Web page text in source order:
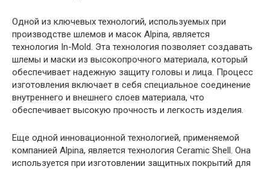
Одной из ключевых технологий, используемых при
производстве шлемов и масок Alpina, является
технология In-Mold. Эта технология позволяет создавать
шлемы и маски из высокопрочного материала, который
обеспечивает надежную защиту головы и лица. Процесс
изготовления включает в себя специальное соединение
внутреннего и внешнего слоев материала, что
обеспечивает высокую прочность и легкость изделия.
Еще одной инновационной технологией, применяемой
компанией Alpina, является технология Ceramic Shell. Она
используется при изготовлении защитных покрытий для